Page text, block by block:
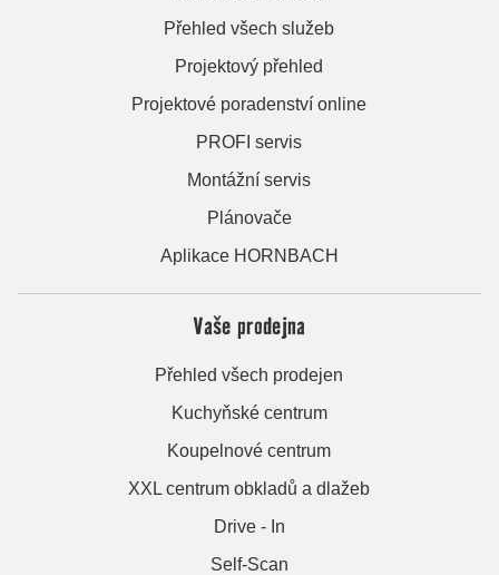
Přehled všech služeb
Projektový přehled
Projektové poradenství online
PROFI servis
Montážní servis
Plánovače
Aplikace HORNBACH
Vaše prodejna
Přehled všech prodejen
Kuchyňské centrum
Koupelnové centrum
XXL centrum obkladů a dlažeb
Drive - In
Self-Scan